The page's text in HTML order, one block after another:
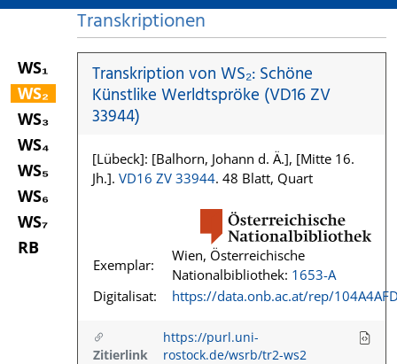
WS₁
WS₂
WS₃
WS₄
WS₅
WS₆
WS₇
RB
Transkriptionen
Transkription von WS₂: Schöne
Künstlike Werldtspröke (VD16 ZV
33944)
[Lübeck]: [Balhorn, Johann d. Ä.], [Mitte 16.
Jh.]. VD16 ZV 33944. 48 Blatt, Quart
Exemplar:
Wien, Österreichische
Nationalbibliothek: 1653-A
Digitalisat:
https://data.onb.ac.at/rep/
Zitierlink
https://purl.uni-
rostock.de/wsrb/tr2-ws2